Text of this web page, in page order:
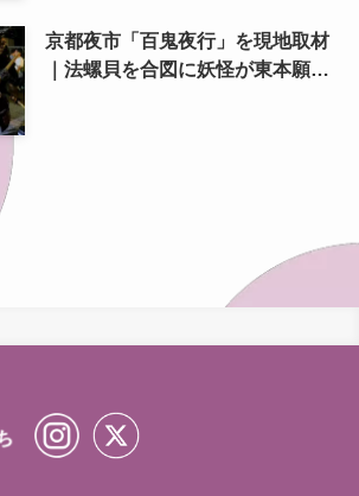
京都夜市「百鬼夜行」を現地取材
｜法螺貝を合図に妖怪が東本願寺